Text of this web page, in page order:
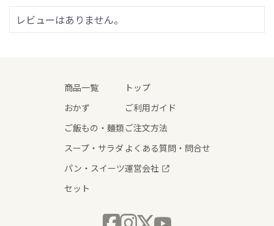
レビューはありません。
商品一覧
おかず
ご飯もの・麺類
スープ・サラダ
パン・スイーツ
セット
トップ
ご利用ガイド
ご注文方法
よくある質問・問合せ
運営会社